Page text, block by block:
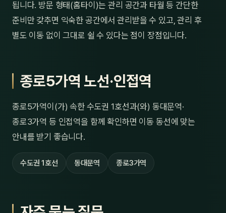
됩니다. 방문 형태(홈타이)는 관리 공간과 타월 등 간단한
준비만 갖추면 익숙한 공간에서 관리받을 수 있고, 관리 후
별도 이동 없이 그대로 쉴 수 있다는 점이 장점입니다.
종로5가역 노선·인접역
종로5가역이(가) 속한 수도권 1호선과(와) 동대문역·
종로3가역 등 인접역을 함께 확인하면 이동 동선에 맞는
안내를 받기 좋습니다.
수도권 1호선 동대문역 종로3가역